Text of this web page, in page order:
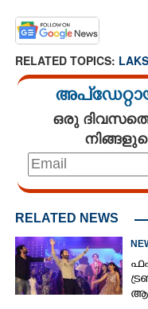
RELATED TOPICS:
ഒരു
RELATED NEWS